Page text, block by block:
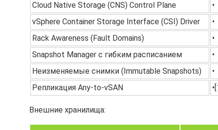
Cloud Native Storage (CNS) Control Plane
•
vSphere Container Storage Interface (CSI) Driver
•
Rack Awareness (Fault Domains)
•
Snapshot Manager с гибким расписанием
•
Неизменяемые снимки (Immutable Snapshots)
•
Репликация Any-to-vSAN
Внешние хранилища: